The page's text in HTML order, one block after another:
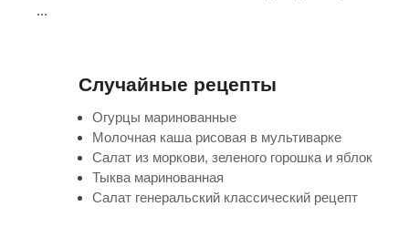
...
Случайные рецепты
Огурцы маринованные
Молочная каша рисовая в мультиварке
Салат из моркови, зеленого горошка и яблок
Тыква маринованная
Салат генеральский классический рецепт